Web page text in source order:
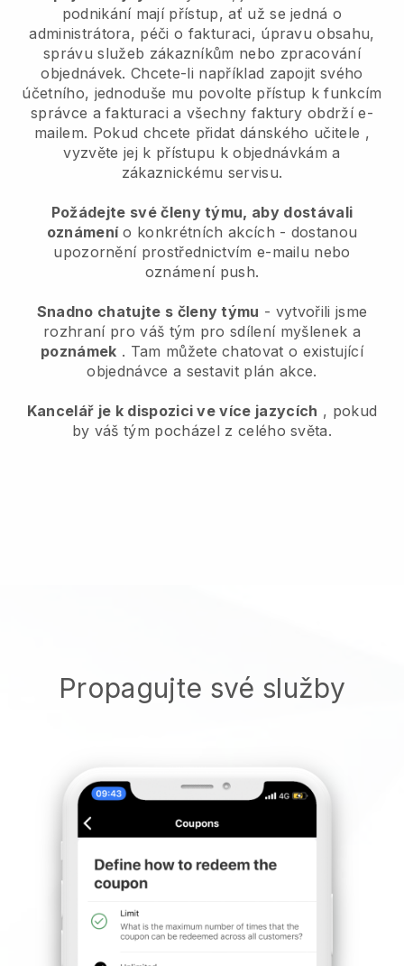
podnikání mají přístup, ať už se jedná o
administrátora, péči o fakturaci, úpravu obsahu,
správu služeb zákazníkům nebo zpracování
objednávek. Chcete-li například zapojit svého
účetního, jednoduše mu povolte přístup k funkcím
správce a fakturaci a všechny faktury obdrží e-
mailem. Pokud chcete přidat dánského učitele ,
vyzvěte jej k přístupu k objednávkám a
zákaznickému servisu.
Požádejte své členy týmu, aby dostávali
oznámenío konkrétních akcích - dostanou
upozornění prostřednictvím e-mailu nebo
oznámení push.
Snadno chatujte s členy týmu - vytvořili jsme
rozhraní pro váš tým pro sdílení myšlenek a
poznámek . Tam můžete chatovat o existující
objednávce a sestavit plán akce.
Kancelář je k dispozici ve více jazycích , pokud
by váš tým pocházel z celého světa.
Propagujte své služby